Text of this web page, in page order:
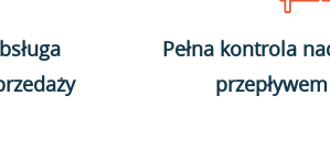
Pełna kontrola